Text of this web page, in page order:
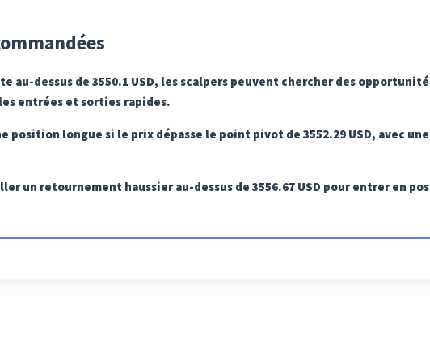
au-dessus de 3550.1 USD, les scalpers peuvent chercher des
entrées et sorties rapides.
position longue si le prix dépasse le point pivot de 3552.29 USD, avec
un retournement haussier au-dessus de 3556.67 USD pour entrer en